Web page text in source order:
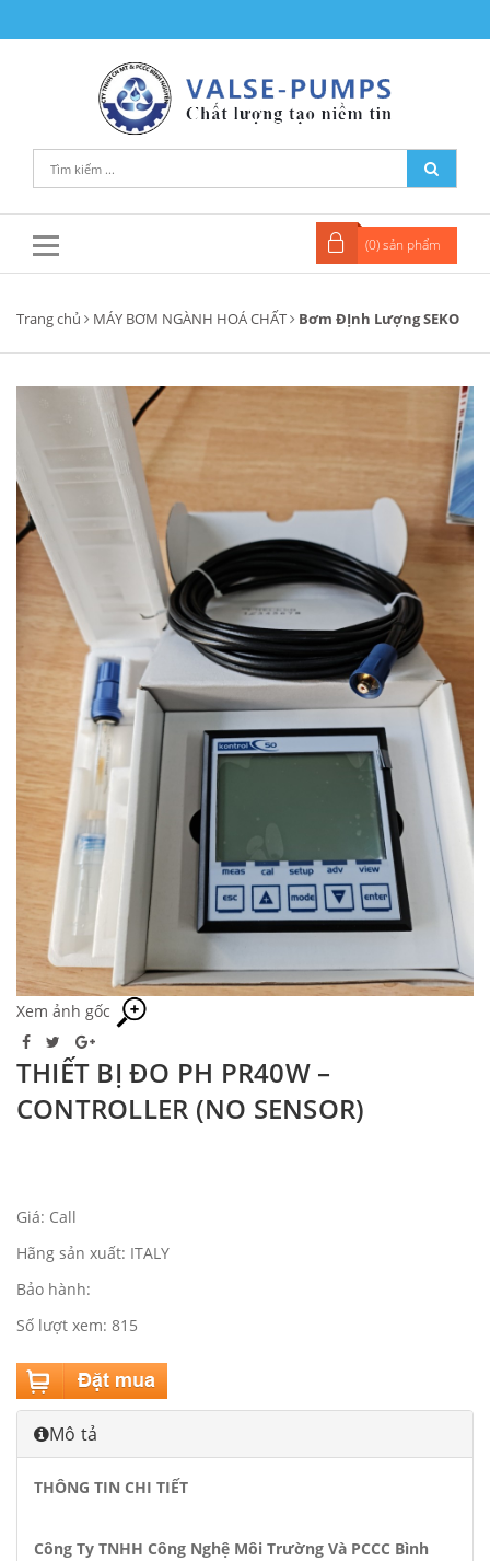
(0) sản phẩm
Trang chủ MÁY BƠM NGÀNH HOÁ CHẤT Bơm ĐỊnh Lượng SEKO
Xem ảnh gốc
THIẾT BỊ ĐO PH PR40W –
CONTROLLER (NO SENSOR)
Giá: Call
Hãng sản xuất: ITALY
Bảo hành:
Số lượt xem: 815
Mô tả
THÔNG TIN CHI TIẾT
Công Ty TNHH Công Nghệ Môi Trường Và PCCC Bình